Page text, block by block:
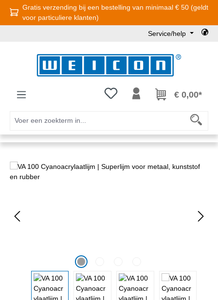
Ga naar de hoofdinhoud
Gratis verzending bij een bestelling van minimaal € 50 (geldt
voor particuliere klanten)
Service/help
Je hebt 0 items op je€ 0,00*
Afbeeldingengalerij overslaan